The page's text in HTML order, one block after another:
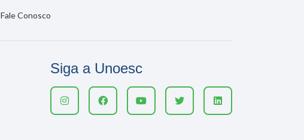
Fale Conosco
Siga a Unoesc